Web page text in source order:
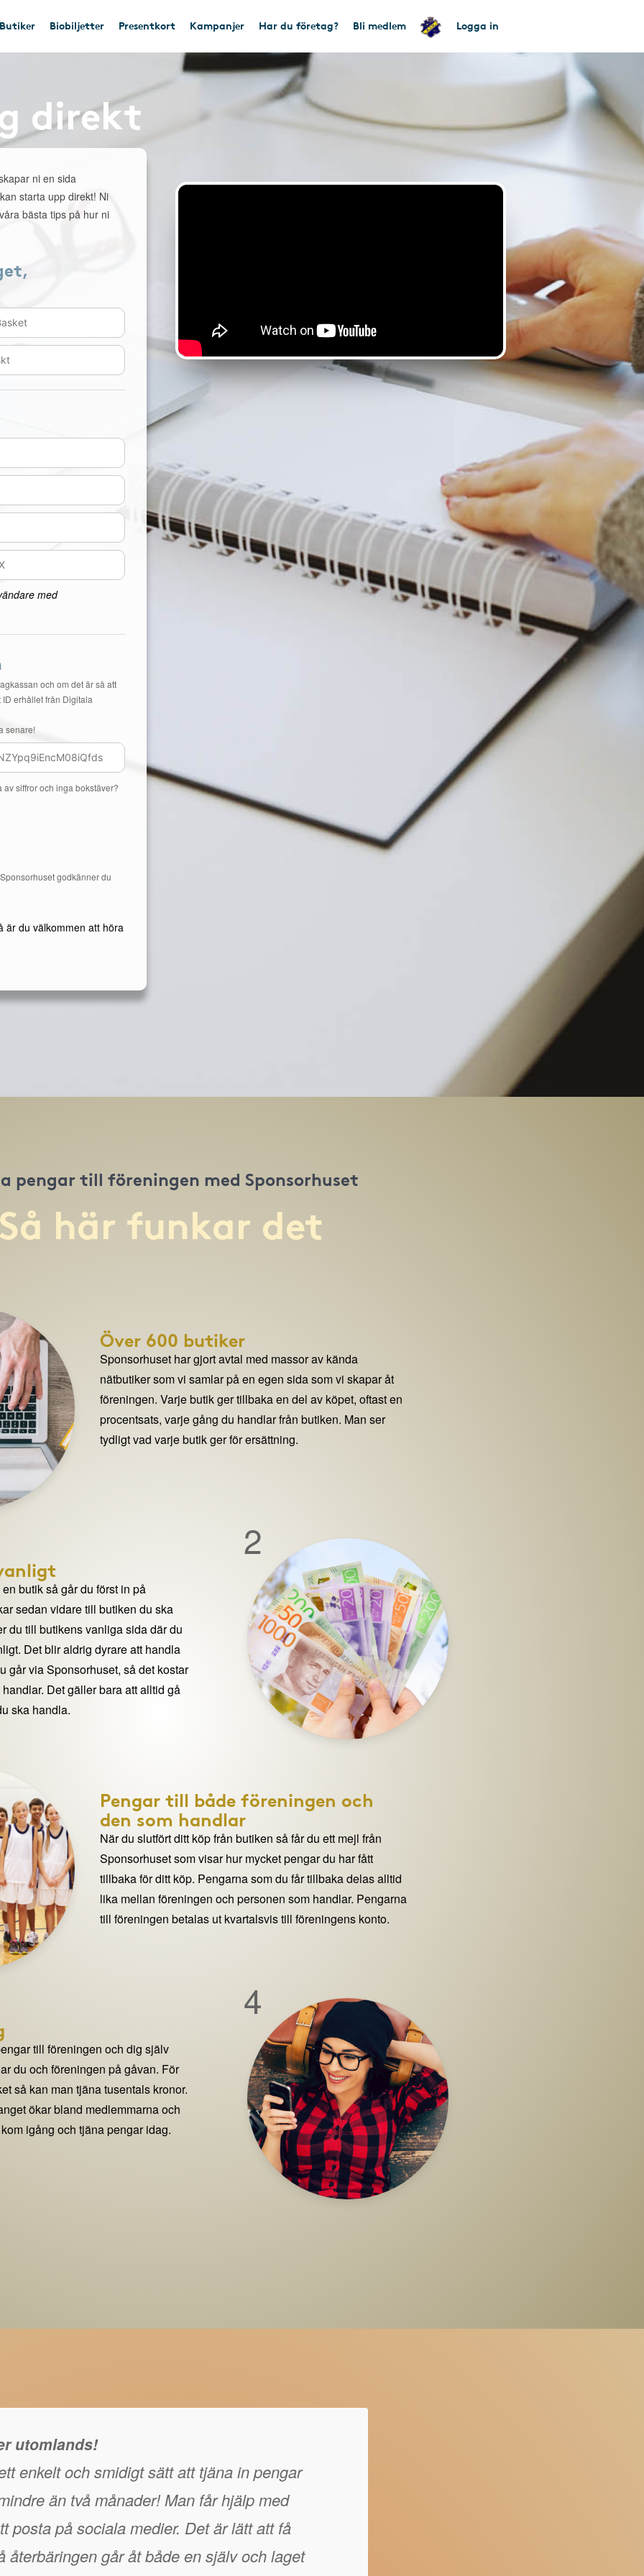
Butiker Biobiljetter Presentkort Kampanjer Har du företag? Bli medlem Logga in
direkt
ni en sida
starta upp direkt! Ni
bästa tips på hur ni
med
och om det är så att
erhållet från Digitala
senare!
siffror och inga bokstäver?
godkänner du
är du välkommen att höra
pengar till föreningen med Sponsorhuset
här funkar det
Över 600 butiker
Sponsorhuset har gjort avtal med massor av kända
nätbutiker som vi samlar på en egen sida som vi skapar åt
föreningen. Varje butik ger tillbaka en del av köpet, oftast en
procentsats, varje gång du handlar från butiken. Man ser
tydligt vad varje butik ger för ersättning.
2
butik så går du först in på
sedan vidare till butiken du ska
du till butikens vanliga sida där du
Det blir aldrig dyrare att handla
går via Sponsorhuset, så det kostar
Det gäller bara att alltid gå
ska handla.
Pengar till både föreningen och
den som handlar
När du slutfört ditt köp från butiken så får du ett mejl från
Sponsorhuset som visar hur mycket pengar du har fått
tillbaka för ditt köp. Pengarna som du får tillbaka delas alltid
lika mellan föreningen och personen som handlar. Pengarna
till föreningen betalas ut kvartalsvis till föreningens konto.
4
till föreningen och dig själv
du och föreningen på gåvan. För
så kan man tjäna tusentals kronor.
ökar bland medlemmarna och
igång och tjäna pengar idag.
utomlands!
enkelt och smidigt sätt att tjäna in pengar
än två månader! Man får hjälp med
posta på sociala medier. Det är lätt att få
återbäringen går åt både en själv och laget